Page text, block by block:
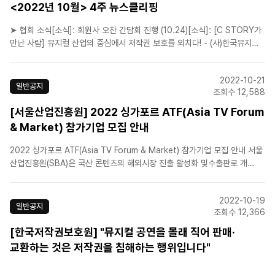
<2022년 10월> 4주 뉴스클리핑
➤ 협회 소식[소식]: 회원사 오찬 간담회 진행 (10.24)[소식]: [C STORY가
만난 사람] 뮤지컬 산업의 중심에서 저작권 보호를 외치다! - (사)한국뮤지컬
(10.28)&n..
일반공지
2022-10-21
조회수 12,588
[서울산업진흥원] 2022 싱가포르 ATF(Asia TV Forum
& Market) 참가기업 모집 안내
2022 싱가포르 ATF(Asia TV Forum & Market) 참가기업 모집 안내 서울
산업진흥원(SBA)은 국산 콘텐츠의 해외시장 진출 활성화 및수출판로 개
일반공지
2022-10-19
조회수 12,366
[한국저작권보호원] "뮤지컬 공연을 몰래 직어 판매·
교환하는 것은 저작권을 침해하는 행위입니다"